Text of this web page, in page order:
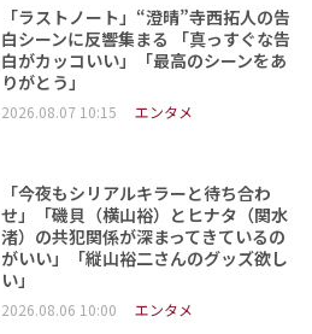
「ラストノート」“澄晴”寺西拓人の告
白シーンに反響集まる 「真っすぐな告
白がカッコいい」「最高のシーンをあ
りがとう」
2026.08.07 10:15 エンタメ
「今夜もシリアルキラーと待ち合わ
せ」「磯貝（横山裕）とヒナタ（関水
渚）の共犯関係が深まってきているの
がいい」「縦山裕二さんのグッズ欲し
い」
2026.08.06 10:00 エンタメ